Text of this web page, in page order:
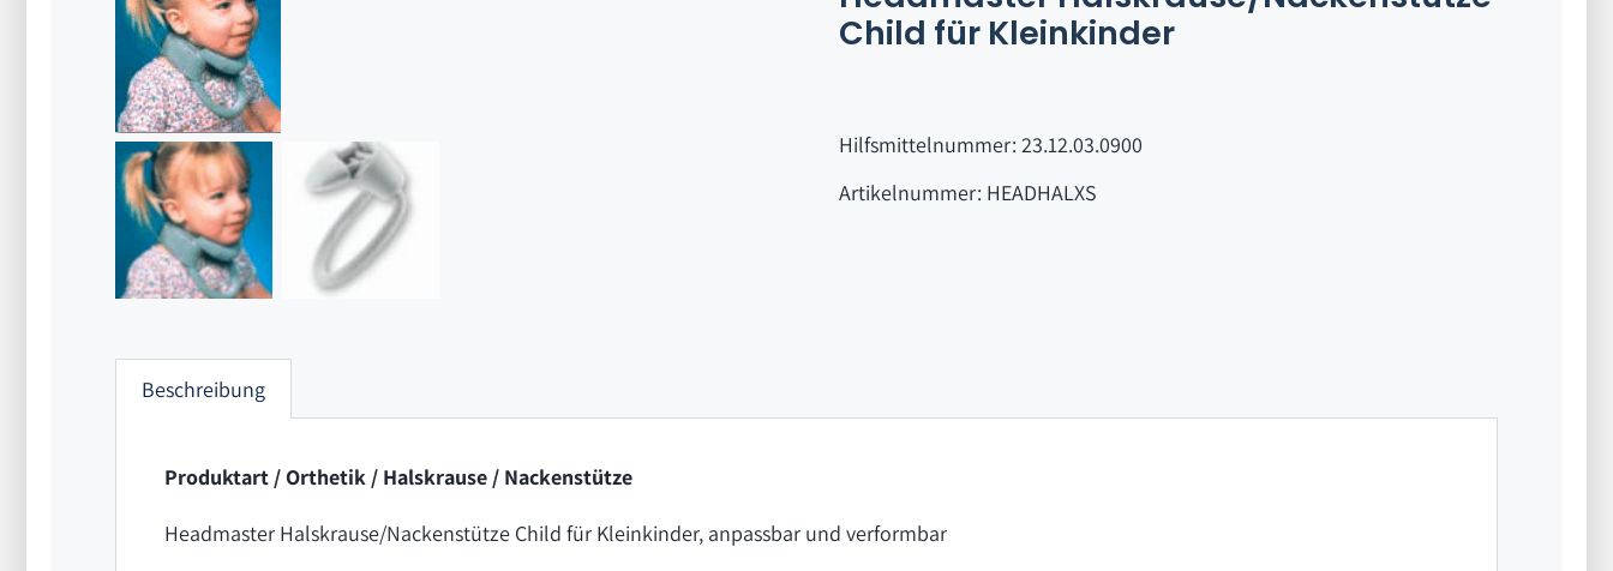
Child für Kleinkinder
Hilfsmittelnummer: 23.12.03.0900
Artikelnummer: HEADHALXS
Beschreibung
Produktart / Orthetik / Halskrause / Nackenstütze
Headmaster Halskrause/Nackenstütze Child für Kleinkinder, anpassbar und verformbar